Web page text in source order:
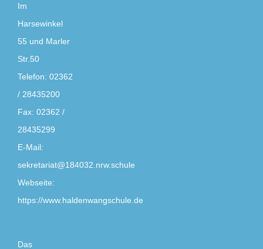
Im
Harsewinkel
55 und Marler
Str.50
Telefon: 02362
/ 28435200
Fax: 02362 /
28435299
E-Mail:
sekretariat@184032.nrw.schule
Webseite:
https://www.haldenwangschule.de
Das